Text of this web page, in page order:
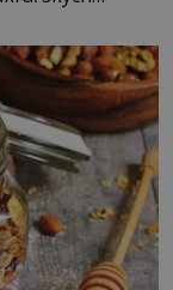
Žloutky
do nich